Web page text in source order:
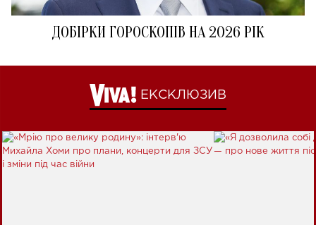
ДОБІРКИ ГОРОСКОПІВ НА 2026 РІК
ЕКСКЛЮЗИВ